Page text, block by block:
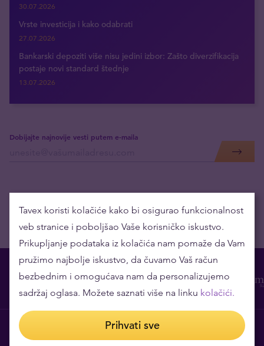
30.07.2026
Vrste investicija i kako odabrati
27.07.2026
Bankarski depoziti više nisu jedini izbor: Zašto diverzifikacija
postaje novi standard štednje
13.07.2026
Dobijajte najnovije vesti putem e-maila
O nama
Tavex koristi kolačiće kako bi osigurao funkcionalnost
veb stranice i poboljšao Vaše korisničko iskustvo.
Prikupljanje podataka iz kolačića nam pomaže da Vam
pružimo najbolje iskustvo, da čuvamo Vaš račun
bezbednim i omogućava nam da personalizujemo
sadržaj oglasa. Možete saznati više na linku kolačići.
Prihvati sve